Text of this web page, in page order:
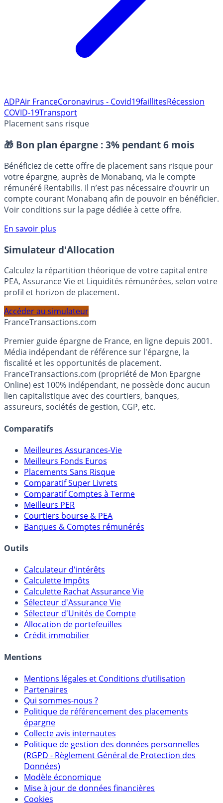
ADPAir FranceCoronavirus - Covid19
Placement sans risque
🎁 Bon plan épargne : 3% pendant 6 mois
Bénéficiez de cette offre de placement sans risque pour
votre épargne, auprès de Monabanq, via le compte
rémunéré Rentabilis. Il n’est pas nécessaire d’ouvrir un
Voir conditions sur la page dédiée à cette offre.
En savoir plus
Simulateur d'Allocation
Calculez la répartition théorique de votre capital entre
profil et horizon de placement.
FranceTransactions.com
Premier guide épargne de France, en ligne depuis 2001.
Média indépendant de référence sur l'épargne, la
fiscalité et les opportunités de placement.
FranceTransactions.com (propriété de Mon Epargne
Online) est 100% indépendant, ne possède donc aucun
assureurs, sociétés de gestion, CGP, etc.
Comparatifs
Meilleures Assurances-Vie
Meilleurs Fonds Euros
Placements Sans Risque
Comparatif Super Livrets
Comparatif Comptes à Terme
Meilleurs PER
Banques & Comptes rémunérés
Outils
Calculateur d'intérêts
Calculette Impôts
Calculette Rachat Assurance Vie
Sélecteur d'Assurance Vie
Sélecteur d'Unités de Compte
Crédit immobilier
Mentions
Mentions légales et Conditions d’utilisation
Partenaires
Qui sommes-nous ?
Politique de référencement des placements
épargne
Collecte avis internautes
Politique de gestion des données personnelles
(RGPD - Règlement Général de Protection des
Données)
Modèle économique